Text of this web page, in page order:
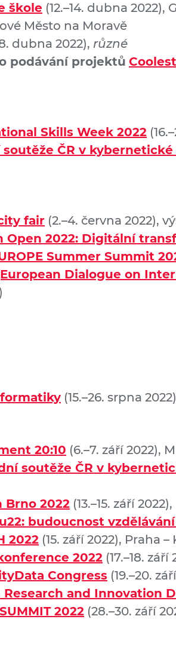
škole (12.–14. dubna
Město na Moravě
dubna 2022), různé
podávání projektů
Skills Week 2022
soutěže ČR v
fair (2.–4. června 2022),
Open 2022: Digitální
Summer Summit
Dialogue on
(15.–26. srpna
20:10 (6.–7. září 2022),
soutěže ČR v
Brno 2022 (13.–15. září
budoucnost
2022 (15. září 2022), Praha
2022 (17.–18.
Congress (19.–20.
Research and Innovation
2022 (28.–30. září